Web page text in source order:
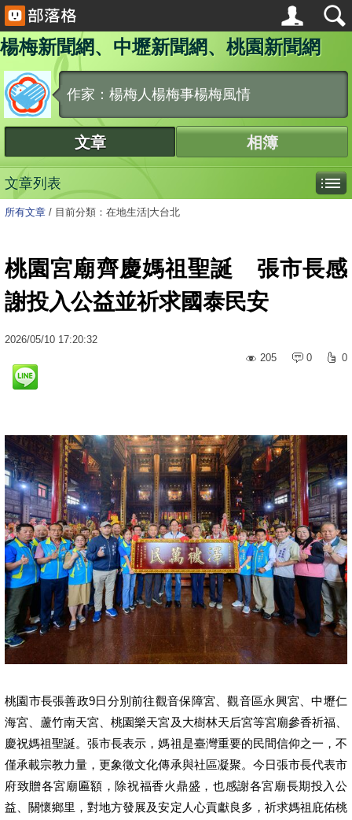
楊梅新聞網、中壢新聞網、桃園新聞網
作家：楊梅人楊梅事楊梅風情
文章 相簿
文章列表
所有文章 / 目前分類：在地生活|大台北
桃園宮廟齊慶媽祖聖誕 張市長感
謝投入公益並祈求國泰民安
2026/05/10 17:20:32
205
0 0
桃園市長張善政9日分別前往觀音保障宮、觀音區永興宮、中壢仁
海宮、蘆竹南天宮、桃園樂天宮及大樹林天后宮等宮廟參香祈福、
慶祝媽祖聖誕。張市長表示，媽祖是臺灣重要的民間信仰之一，不
僅承載宗教力量，更象徵文化傳承與社區凝聚。今日張市長代表市
府致贈各宮廟匾額，除祝福香火鼎盛，也感謝各宮廟長期投入公
益、關懷鄉里，對地方發展及安定人心貢獻良多，祈求媽祖庇佑桃